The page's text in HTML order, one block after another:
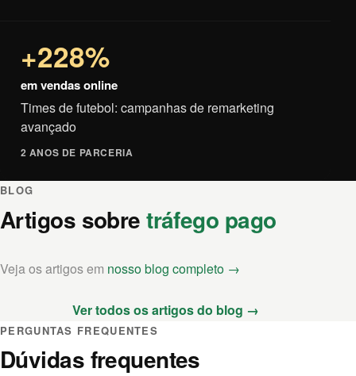
+228%
em vendas online
Times de futebol: campanhas de remarketing
avançado
2 ANOS DE PARCERIA
BLOG
Artigos sobretráfego pago
Veja os artigos em nosso blog completo →
Ver todos os artigos do blog →
PERGUNTAS FREQUENTES
Dúvidas frequentes